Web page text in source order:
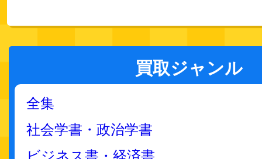
買取ジャンル
全集
社会学書・政治学書
ビジネス書・経済書